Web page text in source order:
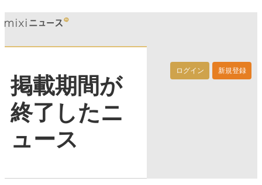
ログイン 新規登録
掲載期間が
終了したニ
ュース